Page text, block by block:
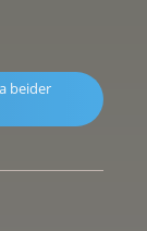
beider